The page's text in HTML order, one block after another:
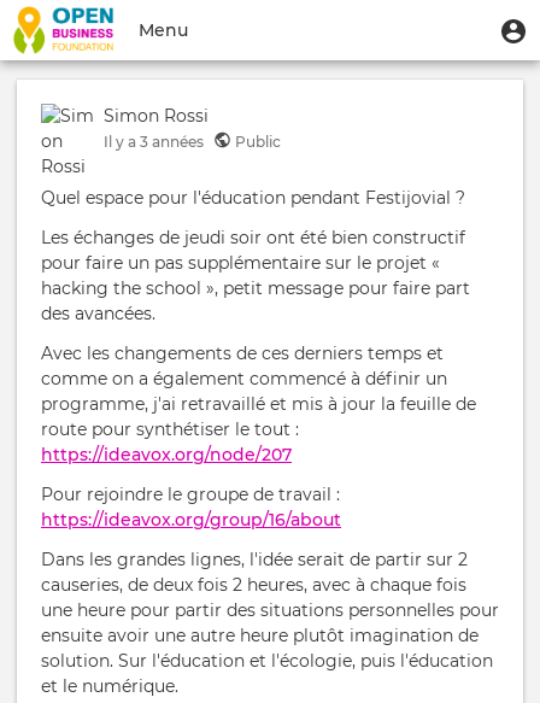
contenu
Menu
du
compte
l'utilisateur
Menu
Toggle
navigation
Simon Rossi
Il y a 3 années Public
Quel espace pour l'éducation pendant Festijovial ?
Les échanges de jeudi soir ont été bien constructif
pour faire un pas supplémentaire sur le projet «
hacking the school », petit message pour faire part
des avancées.
Avec les changements de ces derniers temps et
comme on a également commencé à définir un
programme, j'ai retravaillé et mis à jour la feuille de
route pour synthétiser le tout :
https://ideavox.org/node/207
Pour rejoindre le groupe de travail :
https://ideavox.org/group/16/about
Dans les grandes lignes, l'idée serait de partir sur 2
causeries, de deux fois 2 heures, avec à chaque fois
une heure pour partir des situations personnelles pour
ensuite avoir une autre heure plutôt imagination de
solution. Sur l'éducation et l'écologie, puis l'éducation
et le numérique.